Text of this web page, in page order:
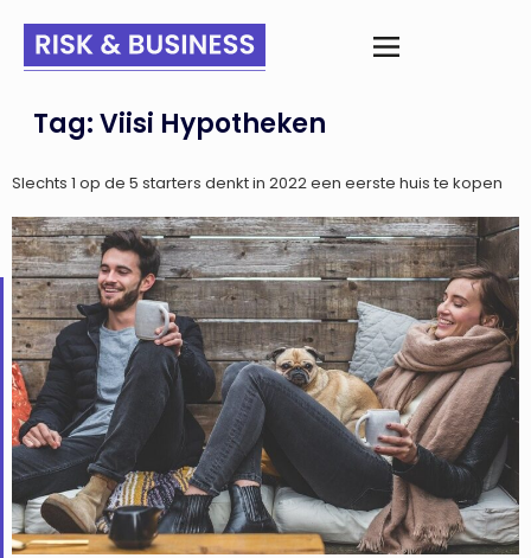
Tag:Viisi Hypotheken
Slechts 1 op de 5 starters denkt in 2022 een eerste huis te kopen